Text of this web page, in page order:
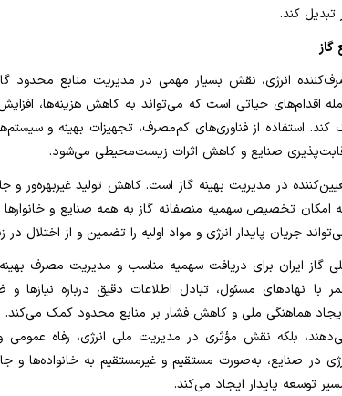
کند.
گاز
انرژی، نقش بسیار مهمی در مدیریت منابع محدود
اقدام‌های حیاتی است که می‌تواند به کاهش هزینه‌ها،
استفاده از فناوری‌های کم‌مصرف، تجهیزات بهینه و
صنایع و کاهش اثرات زیست‌محیطی می‌شود.
در مدیریت بهینه گاز است. کاهش تولید غیربهره‌ور و
تخصیص سهمیه منصفانه گاز به همه صنایع و خانوارها
جریان پایدار انرژی و مواد اولیه را تضمین و از اختلال در
گاز ایران برای دریافت سهمیه مناسب و مدیریت مصرف
نهادهای مسئول، تبادل اطلاعات دقیق درباره نیازها و
هماهنگی ملی و کاهش فشار بر منابع محدود کمک می‌کند.
بلکه نقش مؤثری در مدیریت ملی انرژی، رفاه عمومی
در صنایع، به‌صورت مستقیم و غیرمستقیم به خانواده‌ها
توسعه پایدار ایجاد می‌کند.